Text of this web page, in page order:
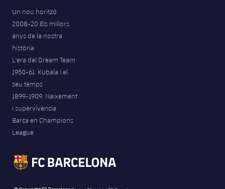
Un nou horitzó
2008-20 Els millors
anys de la nostra
història
L'era del Dream Team
1950-61. Kubala i el
seu temps
1899-1909. Naixement
i supervivència
Barça en Champions
League